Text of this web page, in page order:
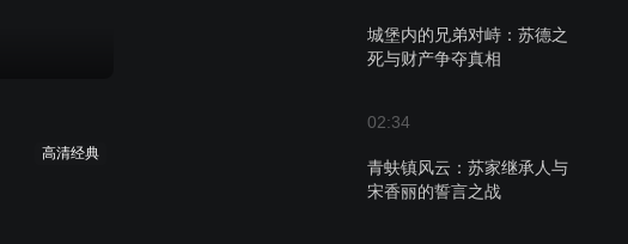
城堡内的兄弟对峙：苏德之
死与财产争夺真相
02:34
青蚨镇风云：苏家继承人与
宋香丽的誓言之战
高清经典